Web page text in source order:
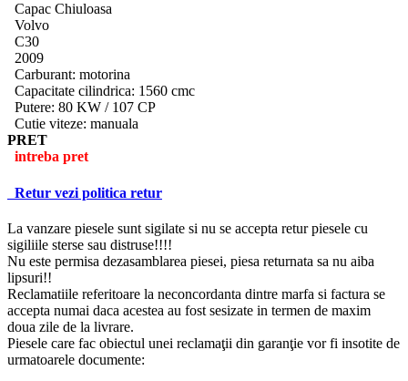
Capac Chiuloasa
Volvo
C30
2009
Carburant: motorina
Capacitate cilindrica: 1560 cmc
Putere: 80 KW / 107 CP
Cutie viteze: manuala
PRET
intreba pret
Retur vezi politica retur
La vanzare piesele sunt sigilate si nu se accepta retur piesele cu
sigiliile sterse sau distruse!!!!
Nu este permisa dezasamblarea piesei, piesa returnata sa nu aiba
lipsuri!!
Reclamatiile referitoare la neconcordanta dintre marfa si factura se
accepta numai daca acestea au fost sesizate in termen de maxim
doua zile de la livrare.
Piesele care fac obiectul unei reclamaţii din garanţie vor fi insotite de
urmatoarele documente: